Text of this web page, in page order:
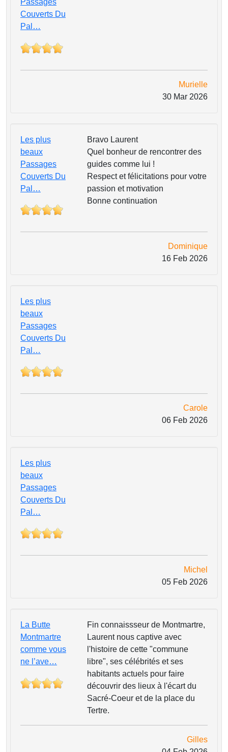
Passages
Couverts Du
Pal…
Murielle
30 Mar 2026
Les plus
beaux
Passages
Couverts Du
Pal…
Bravo Laurent
Quel bonheur de rencontrer des
guides comme lui !
Respect et félicitations pour votre
passion et motivation
Bonne continuation
Dominique
16 Feb 2026
Les plus
beaux
Passages
Couverts Du
Pal…
Carole
06 Feb 2026
Les plus
beaux
Passages
Couverts Du
Pal…
Michel
05 Feb 2026
La Butte
Montmartre
comme vous
ne l’ave…
Fin connaissseur de Montmartre,
Laurent nous captive avec
l'histoire de cette "commune
libre", ses célébrités et ses
habitants actuels pour faire
découvrir des lieux à l'écart du
Sacré-Coeur et de la place du
Tertre.
Gilles